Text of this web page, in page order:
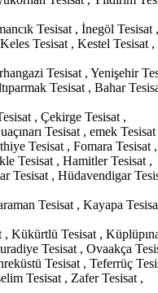
Tesisat , İnegöl Tesisat
Tesisat , Kestel Tesisat
Tesisat , Yenişehir
Tesisat , Bahar
, Çekirge Tesisat ,
Tesisat , emek Tesisat
Tesisat , Fomara Tesisat ,
Tesisat , Hamitler Tesisat ,
Tesisat , Hüdavendigar
Tesisat , Kayapa
, Kükürtlü Tesisat ,
Tesisat , Ovaakça
Tesisat , Teferrüç
Tesisat , Zafer Tesisat ,